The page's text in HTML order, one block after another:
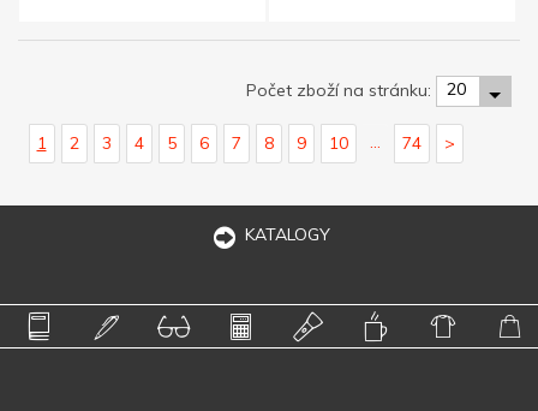
Počet zboží na stránku: 20
1 2 3 4 5 6 7 8 9 10 ... 74 >
KATALOGY